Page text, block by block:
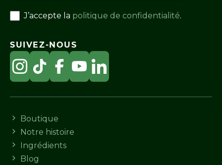
J’accepte la politique de confidentialité.
SUIVEZ-NOUS
Boutique
Notre histoire
Ingrédients
Blog